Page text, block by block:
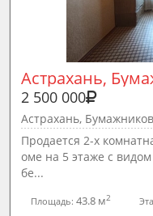
Астрахань,
2 500 000
Астрахань,
Продается 2-х
оме на 5 этаже с
бе...
Площадь:43.8 м2